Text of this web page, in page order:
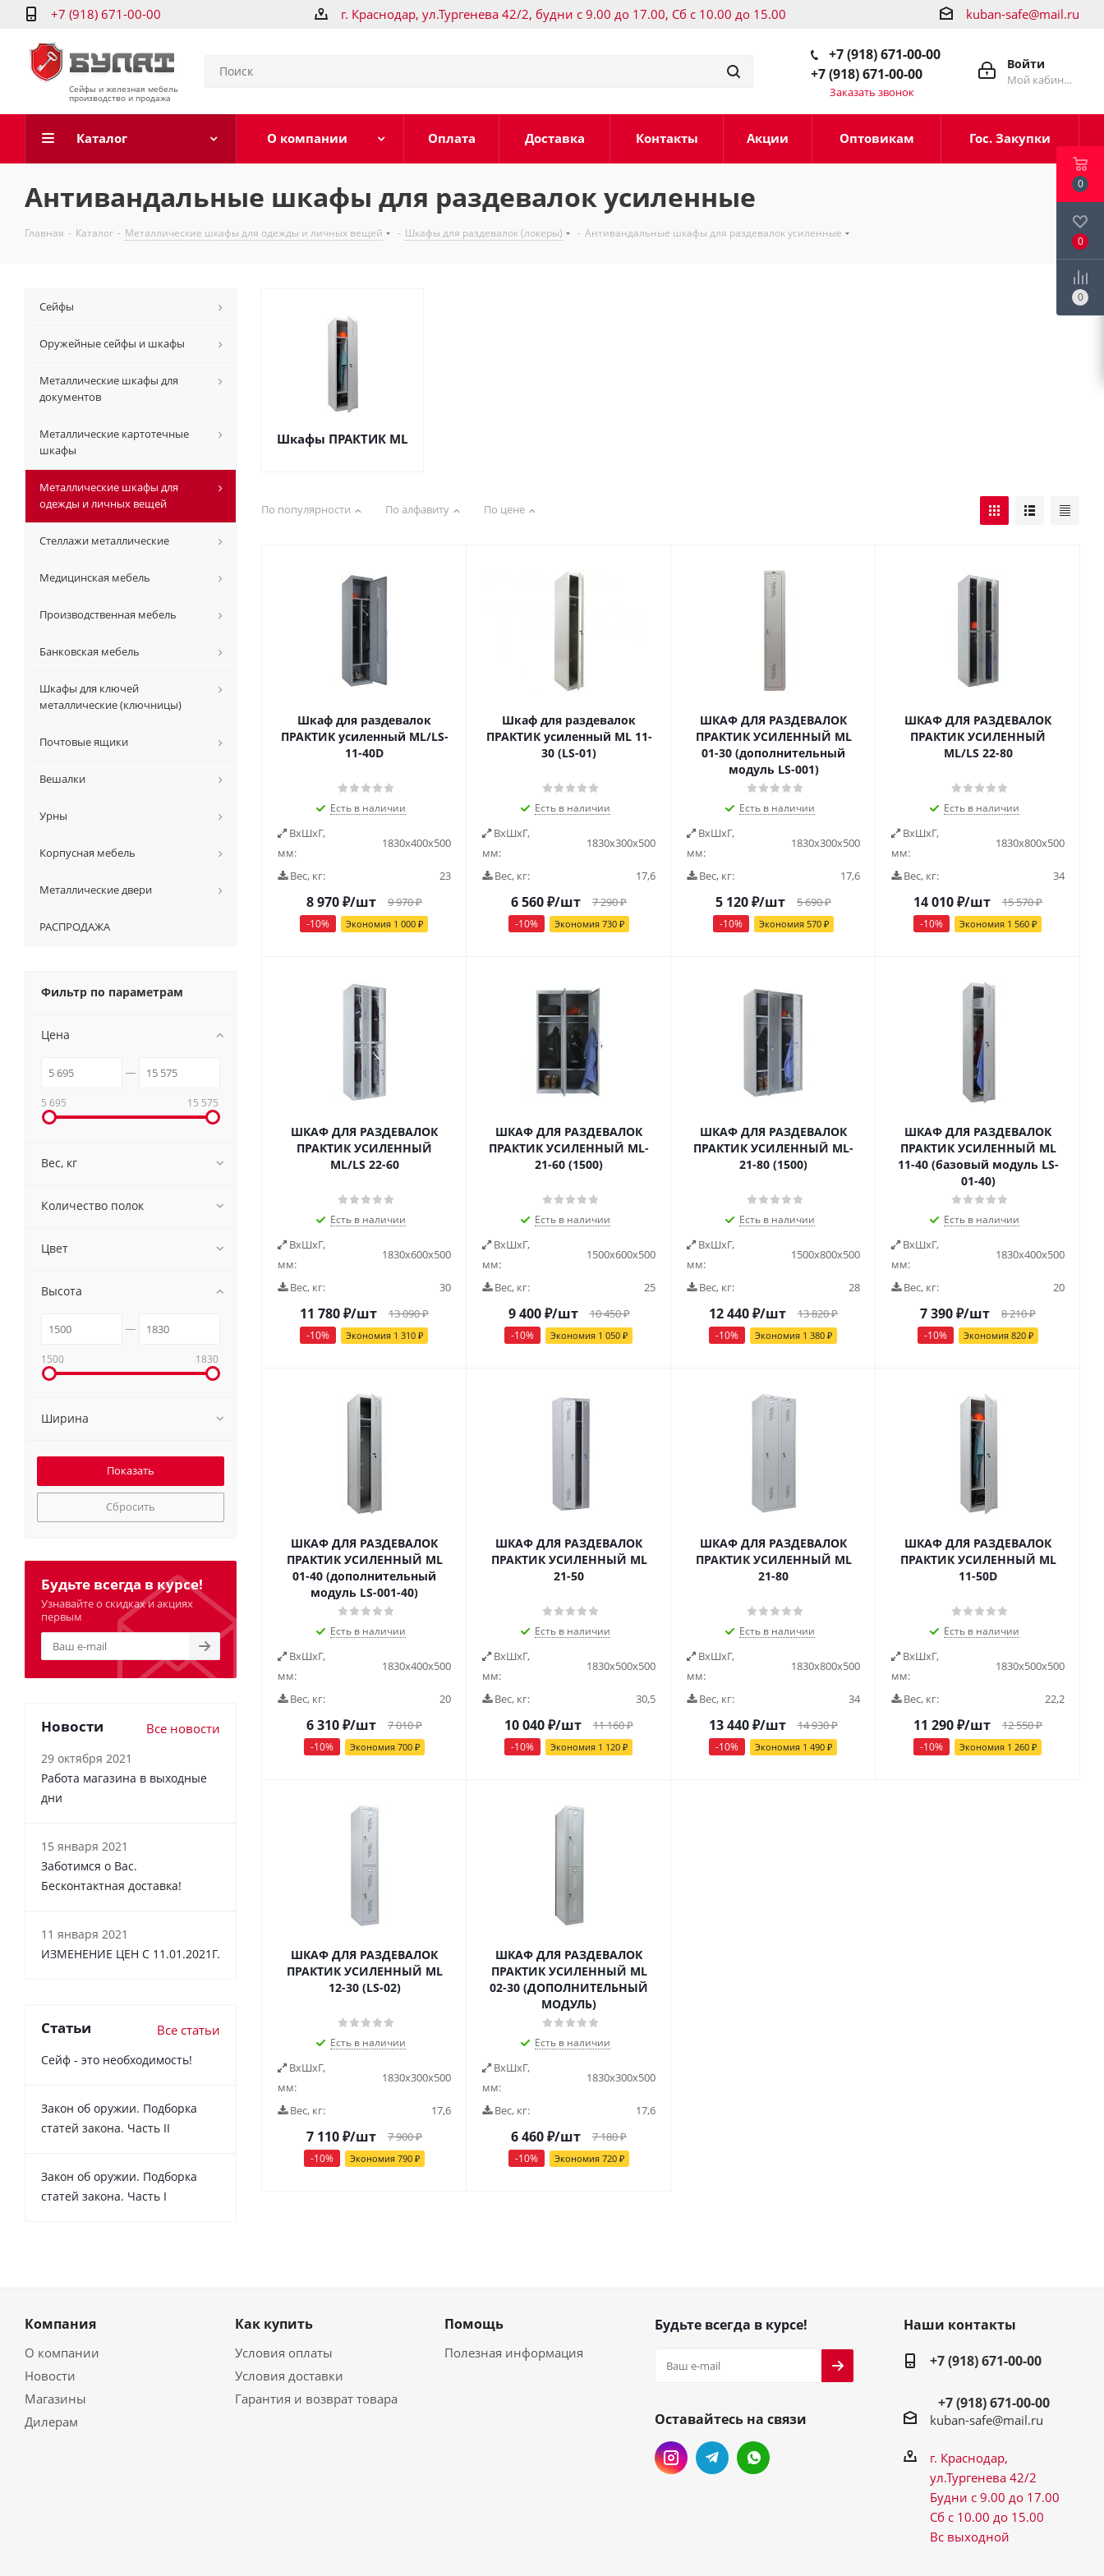
+7 (918) 671-00-00 г. Краснодар, ул.Тургенева 42/2, будни с 9.00 до 17.00, Сб с 10.00 до 15.00 kuban-safe@mail.ru
Сейфы и железная мебель
производство и продажа
Войти
Мой кабинет
+7 (918) 671-00-00
+7 (918) 671-00-00
Заказать звонок
Каталог О компании Оплата Доставка Контакты Акции Оптовикам Гос. Закупки
Антивандальные шкафы для раздевалок усиленные
Главная - Каталог - Металлические шкафы для одежды и личных вещей - Шкафы для раздевалок (локеры) - Антивандальные шкафы для раздевалок усиленные
Шкафы ПРАКТИК ML
По популярности По алфавиту По цене
Шкаф для раздевалок
ПРАКТИК усиленный ML/LS-
11-40D
Есть в наличии
ВxШxГ,
мм:
1830x400x500
Вес, кг: 23
8 970₽/шт 9 970₽
-10% Экономия 1 000 ₽
Шкаф для раздевалок
ПРАКТИК усиленный ML 11-
30 (LS-01)
Есть в наличии
ВxШxГ,
мм:
1830х300х500
Вес, кг: 17,6
6 560₽/шт 7 290₽
-10% Экономия 730₽
ШКАФ ДЛЯ РАЗДЕВАЛОК
ПРАКТИК УСИЛЕННЫЙ ML
01-30 (дополнительный
модуль LS-001)
Есть в наличии
ВxШxГ,
мм:
1830х300х500
Вес, кг: 17,6
5 120₽/шт 5 690₽
-10% Экономия 570₽
ШКАФ ДЛЯ РАЗДЕВАЛОК
ПРАКТИК УСИЛЕННЫЙ
ML/LS 22-80
Есть в наличии
ВxШxГ,
мм:
1830x800x500
Вес, кг: 34
14 010₽/шт 15 570₽
-10% Экономия 1 560 ₽
ШКАФ ДЛЯ РАЗДЕВАЛОК
ПРАКТИК УСИЛЕННЫЙ
ML/LS 22-60
Есть в наличии
ВxШxГ,
мм:
1830x600x500
Вес, кг: 30
11 780₽/шт 13 090₽
-10% Экономия 1 310 ₽
ШКАФ ДЛЯ РАЗДЕВАЛОК
ПРАКТИК УСИЛЕННЫЙ ML-
21-60 (1500)
Есть в наличии
ВxШxГ,
мм:
1500x600x500
Вес, кг: 25
9 400₽/шт 10 450₽
-10% Экономия 1 050 ₽
ШКАФ ДЛЯ РАЗДЕВАЛОК
ПРАКТИК УСИЛЕННЫЙ ML-
21-80 (1500)
Есть в наличии
ВxШxГ,
мм:
1500x800x500
Вес, кг: 28
12 440₽/шт 13 820₽
-10% Экономия 1 380 ₽
ШКАФ ДЛЯ РАЗДЕВАЛОК
ПРАКТИК УСИЛЕННЫЙ ML
11-40 (базовый модуль LS-
01-40)
Есть в наличии
ВxШxГ,
мм:
1830х400х500
Вес, кг: 20
7 390₽/шт 8 210₽
-10% Экономия 820₽
ШКАФ ДЛЯ РАЗДЕВАЛОК
ПРАКТИК УСИЛЕННЫЙ ML
01-40 (дополнительный
модуль LS-001-40)
Есть в наличии
ВxШxГ,
мм:
1830х400х500
Вес, кг: 20
6 310₽/шт 7 010₽
-10% Экономия 700₽
ШКАФ ДЛЯ РАЗДЕВАЛОК
ПРАКТИК УСИЛЕННЫЙ ML
21-50
Есть в наличии
ВxШxГ,
мм:
1830x500x500
Вес, кг: 30,5
10 040₽/шт 11 160₽
-10% Экономия 1 120 ₽
ШКАФ ДЛЯ РАЗДЕВАЛОК
ПРАКТИК УСИЛЕННЫЙ ML
21-80
Есть в наличии
ВxШxГ,
мм:
1830x800x500
Вес, кг: 34
13 440₽/шт 14 930₽
-10% Экономия 1 490 ₽
ШКАФ ДЛЯ РАЗДЕВАЛОК
ПРАКТИК УСИЛЕННЫЙ ML
11-50D
Есть в наличии
ВxШxГ,
мм:
1830х500х500
Вес, кг: 22,2
11 290₽/шт 12 550₽
-10% Экономия 1 260 ₽
ШКАФ ДЛЯ РАЗДЕВАЛОК
ПРАКТИК УСИЛЕННЫЙ ML
12-30 (LS-02)
Есть в наличии
ВxШxГ,
мм:
1830х300х500
Вес, кг: 17,6
7 110₽/шт 7 900₽
-10% Экономия 790₽
ШКАФ ДЛЯ РАЗДЕВАЛОК
ПРАКТИК УСИЛЕННЫЙ ML
02-30 (ДОПОЛНИТЕЛЬНЫЙ
МОДУЛЬ)
Есть в наличии
ВxШxГ,
мм:
1830х300х500
Вес, кг: 17,6
6 460₽/шт 7 180₽
-10% Экономия 720₽
Сейфы
Оружейные сейфы и шкафы
Металлические шкафы для
документов
Металлические картотечные
шкафы
Металлические шкафы для
одежды и личных вещей
Стеллажи металлические
Медицинская мебель
Производственная мебель
Банковская мебель
Шкафы для ключей
металлические (ключницы)
Почтовые ящики
Вешалки
Урны
Корпусная мебель
Металлические двери
РАСПРОДАЖА
Фильтр по параметрам
Цена
5 695 15 575
Вес, кг
Количество полок
Цвет
Высота
1500 1830
Ширина
Сбросить
Будьте всегда в курсе!
Узнавайте о скидках и акциях
первым
Новости Все новости
29 октября 2021
Работа магазина в выходные
дни
15 января 2021
Заботимся о Вас.
Бесконтактная доставка!
11 января 2021
ИЗМЕНЕНИЕ ЦЕН С 11.01.2021Г.
Статьи Все статьи
Сейф - это необходимость!
Закон об оружии. Подборка
статей закона. Часть II
Закон об оружии. Подборка
статей закона. Часть I
Компания
О компании
Новости
Магазины
Дилерам
Как купить
Условия оплаты
Условия доставки
Гарантия и возврат товара
Помощь
Полезная информация
Будьте всегда в курсе!
Оставайтесь на связи
Наши контакты
+7 (918) 671-00-00
+7 (918) 671-00-00
kuban-safe@mail.ru
г. Краснодар,
ул.Тургенева 42/2
Будни с 9.00 до 17.00
Сб с 10.00 до 15.00
Вс выходной
0
0
0